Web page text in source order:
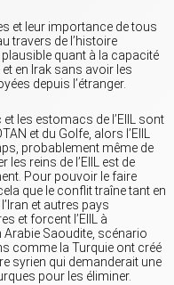
et leur importance de tous
travers de l’histoire
plausible quant à la capacité
et en Irak sans avoir les
depuis l’étranger.
les estomacs de l’EIIL sont
et du Golfe, alors l’EIIL
probablement même de
reins de l’EIIL est de
Pour pouvoir le faire
que le conflit traîne tant en
et autres pays
et forcent l’EIIL à
Arabie Saoudite, scénario
comme la Turquie ont créé
syrien qui demanderait une
pour les éliminer.